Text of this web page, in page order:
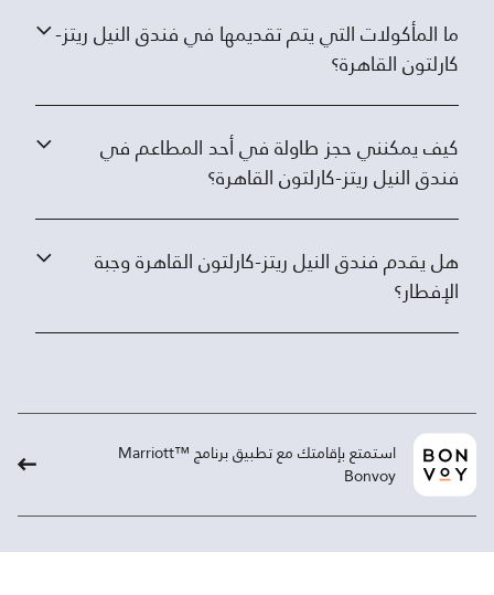
ما المأكولات التي يتم تقديمها في فندق النيل ريتز-
كارلتون القاهرة؟
كيف يمكنني حجز طاولة في أحد المطاعم في
فندق النيل ريتز-كارلتون القاهرة؟
هل يقدم فندق النيل ريتز-كارلتون القاهرة وجبة
الإفطار؟
استمتع بإقامتك مع تطبيق برنامج ™Marriott
Bonvoy